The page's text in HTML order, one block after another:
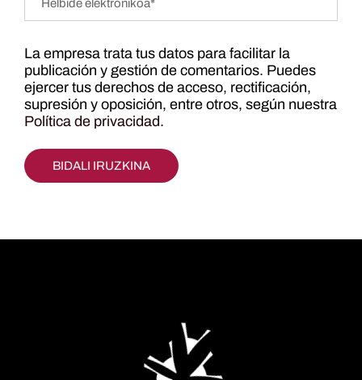
La empresa trata tus datos para facilitar la
publicación y gestión de comentarios. Puedes
ejercer tus derechos de acceso, rectificación,
supresión y oposición, entre otros, según nuestra
Política de privacidad.